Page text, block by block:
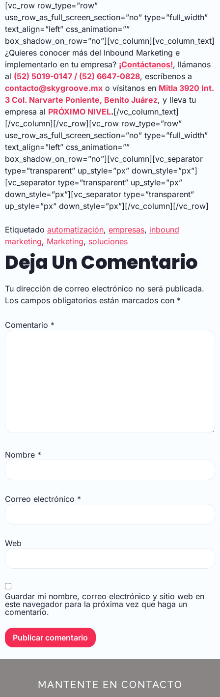
[vc_row row_type=”row”
use_row_as_full_screen_section=”no” type=”full_width”
text_align=”left” css_animation=””
box_shadow_on_row=”no”][vc_column][vc_column_text]
¿Quieres conocer más del Inbound Marketing e
implementarlo en tu empresa? ¡Contáctanos!, llámanos
al (52) 5019-0147 / (52) 6647-0828, escríbenos a
contacto@skygroove.mx o vísitanos en Mitla 3920 Int.
3 Col. Narvarte Poniente, Benito Juárez, y lleva tu
empresa al PRÓXIMO NIVEL.[/vc_column_text]
[/vc_column][/vc_row][vc_row row_type=”row”
use_row_as_full_screen_section=”no” type=”full_width”
text_align=”left” css_animation=””
box_shadow_on_row=”no”][vc_column][vc_separator
type=”transparent” up_style=”px” down_style=”px”]
[vc_separator type=”transparent” up_style=”px”
down_style=”px”][vc_separator type=”transparent”
up_style=”px” down_style=”px”][/vc_column][/vc_row]
Etiquetado automatización, empresas, inbound
marketing, Marketing, soluciones
Deja Un Comentario
Tu dirección de correo electrónico no será publicada.
Los campos obligatorios están marcados con *
Comentario *
Nombre *
Correo electrónico *
Web
Guardar mi nombre, correo electrónico y sitio web en
este navegador para la próxima vez que haga un
comentario.
MANTENTE EN CONTACTO